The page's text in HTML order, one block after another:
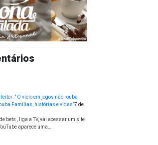
” O vício em jogos não rouba
Famílias, histórias e vidas”7 de
bets , liga a TV, vai acessar um site
aparece uma…